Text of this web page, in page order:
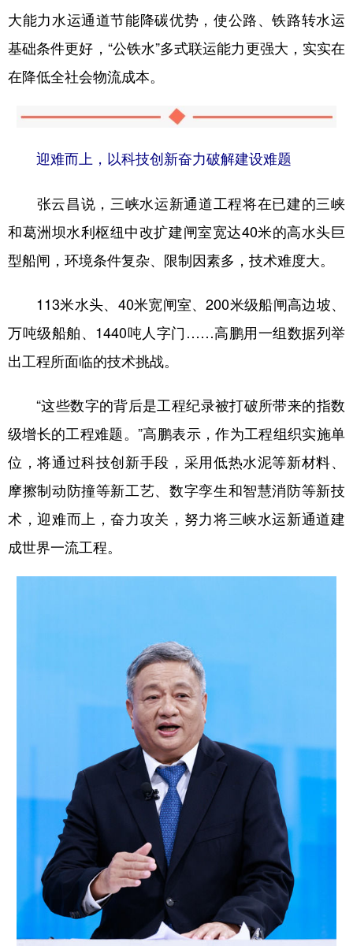
大能力水运通道节能降碳优势，使公路、铁路转水运
基础条件更好，“公铁水”多式联运能力更强大，实实在
在降低全社会物流成本。
迎难而上，以科技创新奋力破解建设难题
张云昌说，三峡水运新通道工程将在已建的三峡
和葛洲坝水利枢纽中改扩建闸室宽达40米的高水头巨
型船闸，环境条件复杂、限制因素多，技术难度大。
113米水头、40米宽闸室、200米级船闸高边坡、
万吨级船舶、1440吨人字门……高鹏用一组数据列举
出工程所面临的技术挑战。
“这些数字的背后是工程纪录被打破所带来的指数
级增长的工程难题。”高鹏表示，作为工程组织实施单
位，将通过科技创新手段，采用低热水泥等新材料、
摩擦制动防撞等新工艺、数字孪生和智慧消防等新技
术，迎难而上，奋力攻关，努力将三峡水运新通道建
成世界一流工程。